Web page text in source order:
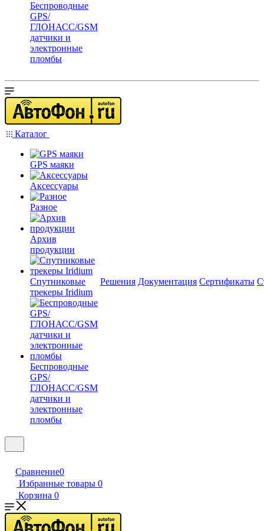
Беспроводные
GPS/
ГЛОНАСС/GSM
датчики и
электронные
пломбы
Каталог
GPS маяки
Аксессуары
Разное
Архив
продукции
Спутниковые
трекеры Iridium
Беспроводные
GPS/
ГЛОНАСС/GSM
датчики и
электронные
пломбы
Решения Документация Сертификаты
Сравнение0
Избранные товары 0
Корзина 0